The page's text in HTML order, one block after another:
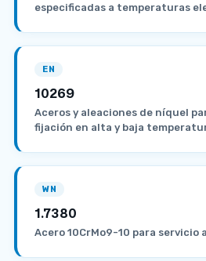
especificadas a temperaturas
EN
10269
Aceros y aleaciones de níquel
fijación en alta y baja
WN
1.7380
Acero 10CrMo9-10 para